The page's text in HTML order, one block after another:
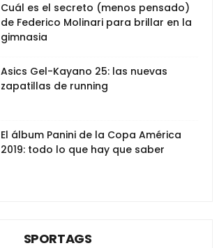
Cuál es el secreto (menos pensado)
de Federico Molinari para brillar en la
gimnasia
Asics Gel-Kayano 25: las nuevas
zapatillas de running
El álbum Panini de la Copa América
2019: todo lo que hay que saber
SPORTAGS